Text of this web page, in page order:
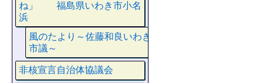
ね」 福島県いわき市小名
浜
風のたより～佐藤和良いわき
市議～
非核宣言自治体協議会